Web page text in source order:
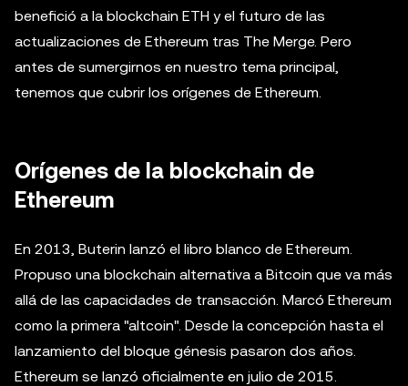
benefició a la blockchain ETH y el futuro de las
actualizaciones de Ethereum tras The Merge. Pero
antes de sumergirnos en nuestro tema principal,
tenemos que cubrir los orígenes de Ethereum.
Orígenes de la blockchain de
Ethereum
En 2013, Buterin lanzó el libro blanco de Ethereum.
Propuso una blockchain alternativa a Bitcoin que va más
allá de las capacidades de transacción. Marcó Ethereum
como la primera "altcoin". Desde la concepción hasta el
lanzamiento del bloque génesis pasaron dos años.
Ethereum se lanzó oficialmente en julio de 2015.